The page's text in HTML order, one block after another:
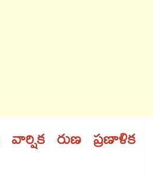
వార్షిక రుణ ప్రణాళిక